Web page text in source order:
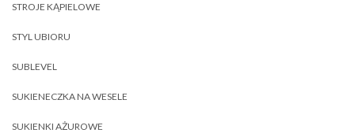
STROJE KĄPIELOWE
STYL UBIORU
SUBLEVEL
SUKIENECZKA NA WESELE
SUKIENKI AŻUROWE